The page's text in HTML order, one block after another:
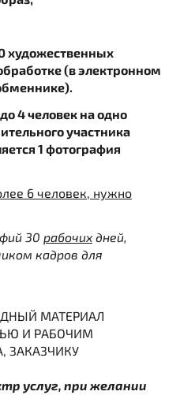
художественных
(в электронном
4 человек на одно
участника
1 фотография
6 человек, нужно
30 рабочих дней,
кадров для
МАТЕРИАЛ
И РАБОЧИМ
ЗАКАЗЧИКУ
услуг, при желании